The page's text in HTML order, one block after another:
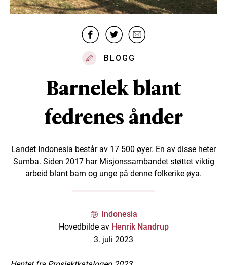
BLOGG
Barnelek blant
fedrenes ånder
Landet Indonesia består av 17 500 øyer. En av disse heter
Sumba. Siden 2017 har Misjonssambandet støttet viktig
arbeid blant barn og unge på denne folkerike øya.
Indonesia
Hovedbilde av Henrik Nandrup
3. juli 2023